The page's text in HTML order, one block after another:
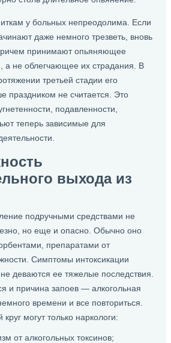
у больных непреодолима. Если
даже немного трезветь, вновь
принимают опьяняющее
а не облегчающее их страдания. В
третьей стадии его
праздником не считается. Это
подавленности,
теперь зависимые для
выхода из
подручными средствами не
но еще и опасно. Обычно оно
препаратами от
Симптомы интоксикации
деваются ее тяжелые последствия.
и причина запоев — алкогольная
времени и все повториться.
могут только наркологи:
от алкогольных токсинов;